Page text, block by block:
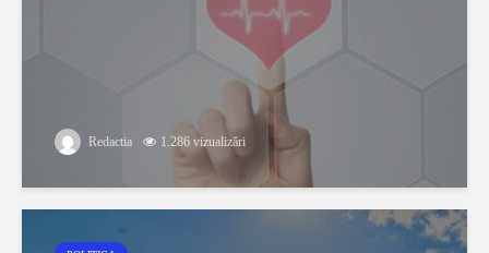
Redactia 1.286 vizualizări